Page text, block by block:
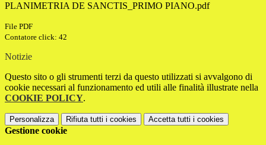
PLANIMETRIA DE SANCTIS_PRIMO PIANO.pdf
File PDF
Contatore click: 42
Notizie
Questo sito o gli strumenti terzi da questo utilizzati si avvalgono di
cookie necessari al funzionamento ed utili alle finalità illustrate nella
COOKIE POLICY.
Personalizza Rifiuta tutti i cookies Accetta tutti i cookies
Gestione cookie